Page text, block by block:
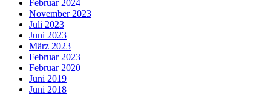
Februar 2024
November 2023
Juli 2023
Juni 2023
März 2023
Februar 2023
Februar 2020
Juni 2019
Juni 2018